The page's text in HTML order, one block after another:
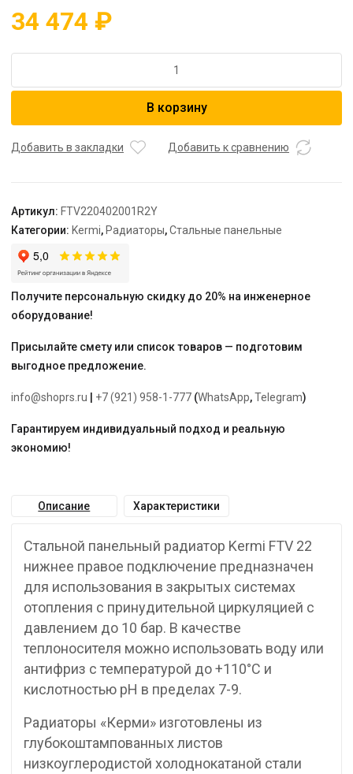
34 474 ₽
Радиатор,
100*400*2000,
RAL
9016
(белый),
Kermi
В корзину
Добавить в закладки Добавить к сравнению
Артикул: FTV220402001R2Y
Категории: Kermi, Радиаторы,Стальные панельные
Получите персональную скидку до 20% на инженерное
оборудование!
Присылайте смету или список товаров — подготовим
выгодное предложение.
info@shoprs.ru +7 (921) 958-1-777 (WhatsApp,Telegram)
Гарантируем индивидуальный подход и реальную
экономию!
Описание Характеристики
Стальной панельный радиатор Kermi FTV 22
нижнее правое подключение предназначен
для использования в закрытых системах
отопления с принудительной циркуляцией с
давлением до 10 бар. В качестве
теплоносителя можно использовать воду или
антифриз с температурой до +110°C и
кислотностью pH в пределах 7-9.
Радиаторы «Керми» изготовлены из
глубокоштампованных листов
низкоуглеродистой холоднокатаной стали